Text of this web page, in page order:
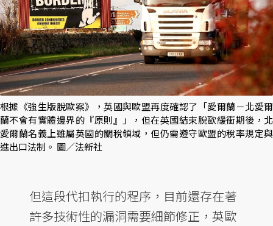
根據《強生版脫歐案》，英國與歐盟再度確認了「愛爾蘭－北愛爾
蘭不會有實體邊界的『原則』」，但在英國結束脫歐緩衝期後，北
愛爾蘭名義上雖屬英國的關稅領域，但仍需遵守歐盟的稅率規定與
進出口法制。 圖／法新社
但這段代扣執行的程序，目前還存在著
許多技術性的漏洞需要細節修正，英歐